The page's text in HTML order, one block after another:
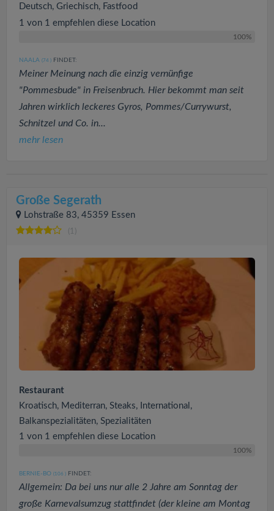
Deutsch, Griechisch, Fastfood
1 von 1 empfehlen diese Location
100%
NAALA (74 ) FINDET:
Meiner Meinung nach die einzig vernünfige
"Pommesbude" in Freisenbruch. Hier bekommt man seit
Jahren wirklich leckeres Gyros, Pommes/Currywurst,
Schnitzel und Co. in...
mehr lesen
Große Segerath
Lohstraße 83, 45359 Essen
(1)
Restaurant
Kroatisch, Mediterran, Steaks, International,
Balkanspezialitäten, Spezialitäten
1 von 1 empfehlen diese Location
100%
BERNIE-BO (106 ) FINDET:
Allgemein: Da bei uns nur alle 2 Jahre am Sonntag der
große Karnevalsumzug stattfindet (der kleine am Montag